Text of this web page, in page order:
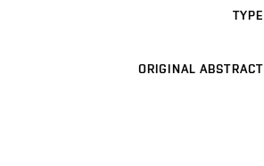
TYPE
ORIGINAL ABSTRACT